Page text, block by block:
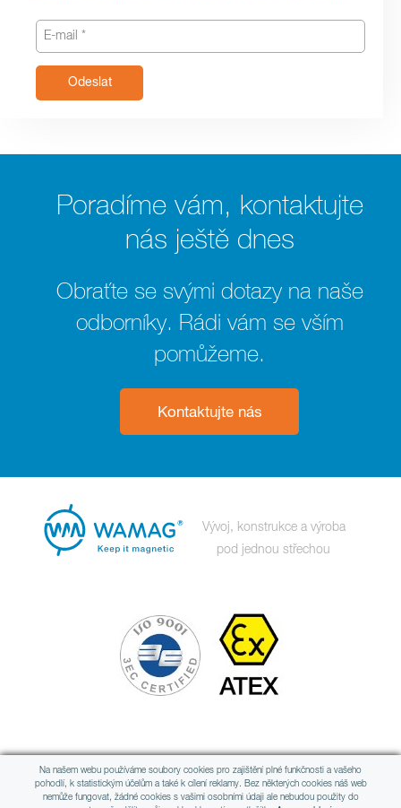
Odeslat
Poradíme vám, kontaktujte
nás ještě dnes
Obraťte se svými dotazy na naše
odborníky. Rádi vám se vším
pomůžeme.
Kontaktujte nás
Vývoj, konstrukce a výroba
pod jednou střechou
Člen mezinárodní skupiny
Na našem webu používáme soubory cookies pro zajištění plné funkčnosti a vašeho
pohodlí, k statistickým účelům a také k cílení reklamy. Bez některých cookies náš web
nemůže fungovat, žádné cookies s vašimi osobními údaji ale nebudou použity do